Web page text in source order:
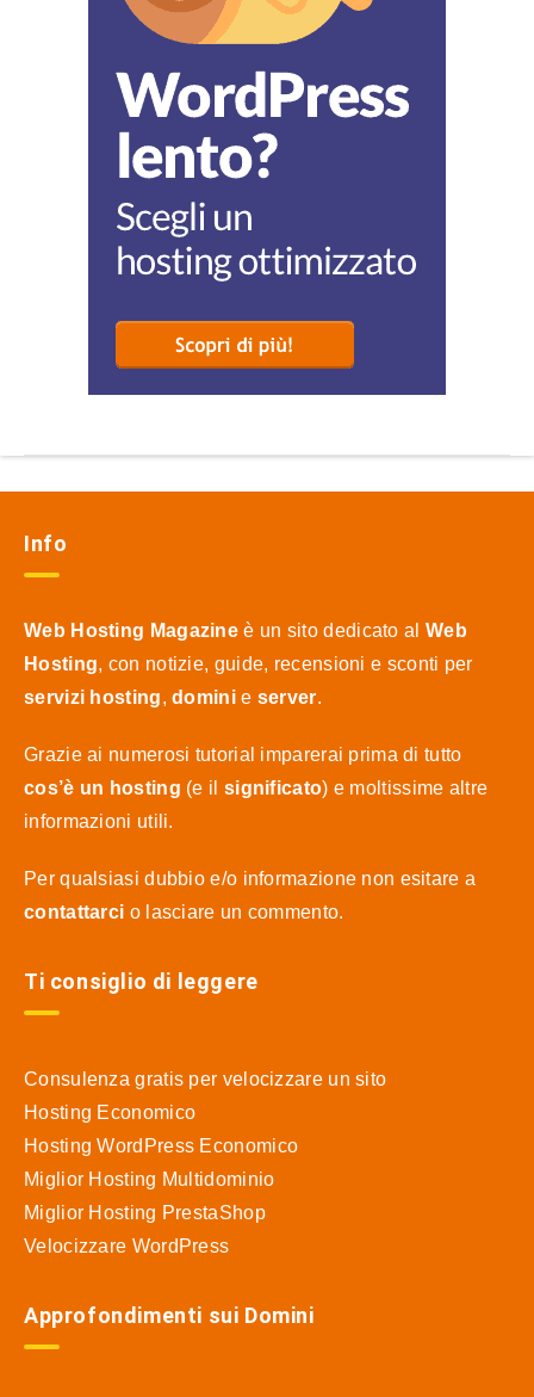
Info
Web Hosting Magazine è un sito dedicato al Web
Hosting, con notizie, guide, recensioni e sconti per
servizi hosting,dominie server.
Grazie ai numerosi tutorial imparerai prima di tutto
cos’è un hosting (e il significato) e moltissime altre
informazioni utili.
Per qualsiasi dubbio e/o informazione non esitare a
contattarci o lasciare un commento.
Ti consiglio di leggere
Consulenza gratis per velocizzare un sito
Hosting Economico
Hosting WordPress Economico
Miglior Hosting Multidominio
Miglior Hosting PrestaShop
Velocizzare WordPress
Approfondimenti sui Domini